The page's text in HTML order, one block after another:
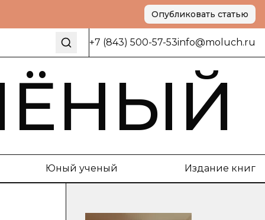
Опубликовать статью
+7 (843) 500-57-53info@moluch.ru
Юный ученый Издание книг